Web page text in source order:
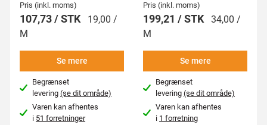
Pris (inkl. moms)
107,73 / STK
19,00 /
M
Se mere
Begrænset
levering(se dit område)
Varen kan afhentes
i 51 forretninger
Pris (inkl. moms)
199,21 / STK 34,00 /
M
Se mere
Begrænset
levering(se dit område)
Varen kan afhentes
i 1 forretning